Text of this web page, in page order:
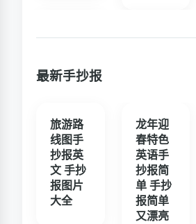
最新手抄报
旅游路
线图手
抄报英
文 手抄
报图片
大全
龙年迎
春特色
英语手
抄报简
单 手抄
报简单
又漂亮